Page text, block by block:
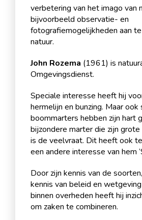
verbetering van het imago van
bijvoorbeeld observatie- en
fotografiemogelijkheden aan
natuur.
John Rozema (1961) is
Omgevingsdienst.
Speciale interesse heeft hij
hermelijn en bunzing. Maar
boommarters hebben zijn hart
bijzondere marter die zijn
is de veelvraat. Dit heeft ook
een andere interesse van hem
Door zijn kennis van de
kennis van beleid en
binnen overheden heeft hij
om zaken te combineren.